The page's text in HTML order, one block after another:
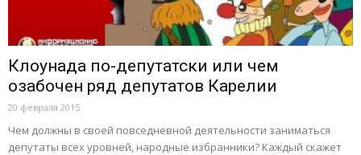
Клоунада по-депутатски или чем
озабочен ряд депутатов Карелии
20 февраля 2015
Чем должны в своей повседневной деятельности заниматься
депутаты всех уровней, народные избранники? Каждый скажет